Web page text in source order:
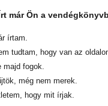
már Ön a
írtam.
tudtam, hogy van az
majd fogok.
még nem merek.
hogy mit írjak.